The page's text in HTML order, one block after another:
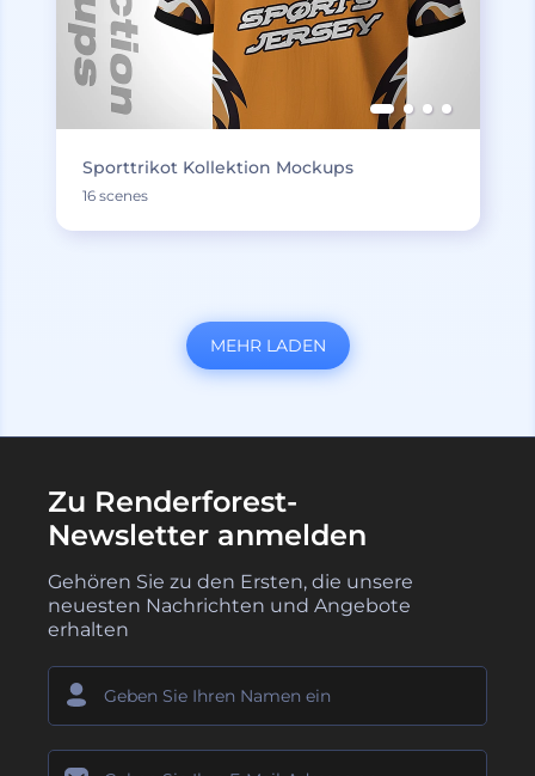
Sporttrikot Kollektion Mockups
16 scenes
MEHR LADEN
Zu Renderforest-
Newsletter anmelden
Gehören Sie zu den Ersten, die unsere
neuesten Nachrichten und Angebote
erhalten